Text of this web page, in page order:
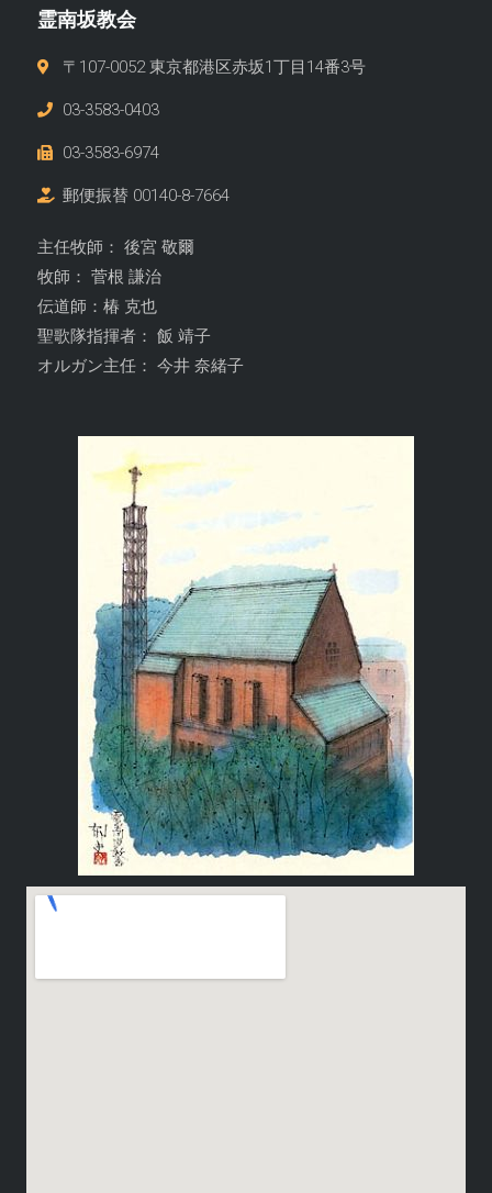
霊南坂教会
〒107-0052 東京都港区赤坂1丁目14番3号
03-3583-0403
03-3583-6974
郵便振替 00140-8-7664
主任牧師： 後宮 敬爾
牧師： 菅根 謙治
伝道師：椿 克也
聖歌隊指揮者： 飯 靖子
オルガン主任： 今井 奈緒子